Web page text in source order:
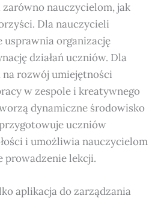
nauczycielom, jak
Dla nauczycieli
usprawnia organizację
działań uczniów. Dla
rozwój umiejętności
w zespole i kreatywnego
dynamiczne środowisko
uczniów
i umożliwia nauczycielom
prowadzenie lekcji.
aplikacja do zarządzania